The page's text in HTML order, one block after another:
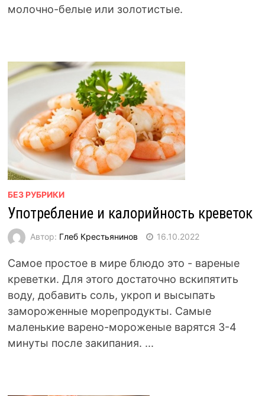
молочно-белые или золотистые.
БЕЗ РУБРИКИ
Употребление и калорийность креветок
Автор: Глеб Крестьянинов 16.10.2022
Самое простое в мире блюдо это - вареные
креветки. Для этого достаточно вскипятить
воду, добавить соль, укроп и высыпать
замороженные морепродукты. Самые
маленькие варено-мороженые варятся 3-4
минуты после закипания. ...